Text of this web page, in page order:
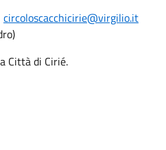
circoloscacchicirie@virgilio.it
Città di Cirié.